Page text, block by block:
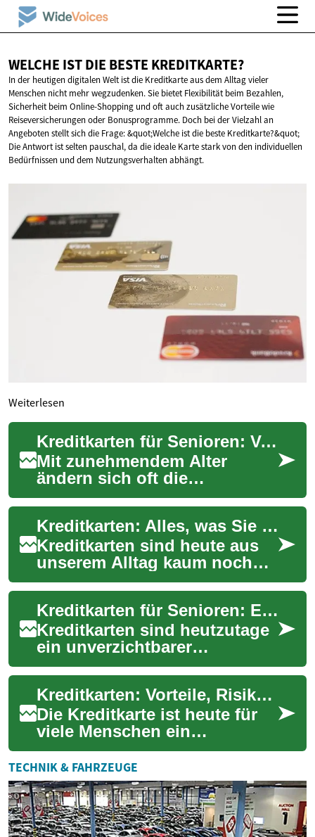
WELCHE IST DIE BESTE KREDITKARTE?
In der heutigen digitalen Welt ist die Kreditkarte aus dem Alltag vieler
Menschen nicht mehr wegzudenken. Sie bietet Flexibilität beim Bezahlen,
Sicherheit beim Online-Shopping und oft auch zusätzliche Vorteile wie
Reiseversicherungen oder Bonusprogramme. Doch bei der Vielzahl an
Angeboten stellt sich die Frage: &quot;Welche ist die beste Kreditkarte?&quot;
Die Antwort ist selten pauschal, da die ideale Karte stark von den individuellen
Bedürfnissen und dem Nutzungsverhalten abhängt.
Weiterlesen
Kreditkarten für Senioren: Vorteile und Besonderheiten im Überblick
Mit zunehmendem Alter
ändern sich oft die
finanziellen Bedürfnisse und
Gewohnheiten. Kreditkarten
können für Senioren...
Kreditkarten: Alles, was Sie über moderne Zahlungsmittel wissen müssen
Kreditkarten sind heute aus
unserem Alltag kaum noch
wegzudenken. Sie bieten eine
bequeme und sichere
Möglichkeit, ba...
Kreditkarten für Senioren: Ein umfassender Leitfaden
Kreditkarten sind heutzutage
ein unverzichtbarer
Bestandteil des Finanzlebens,
auch für ältere Menschen. Sie
bieten F...
Kreditkarten: Vorteile, Risiken und kluge Nutzung im Finanzalltag
Die Kreditkarte ist heute für
viele Menschen ein
unverzichtbares
Zahlungsmittel. Sie bietet
Flexibilität und Komfort ...
TECHNIK & FAHRZEUGE